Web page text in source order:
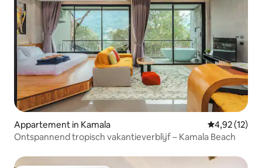
Appartement in Kamala Gemiddelde
4,92 (12)
Ontspannend tropisch vakantieverblijf – Kamala Beach